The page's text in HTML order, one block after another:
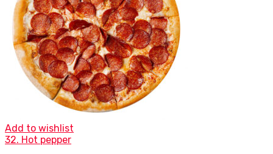
Add to wishlist
32. Hot pepper